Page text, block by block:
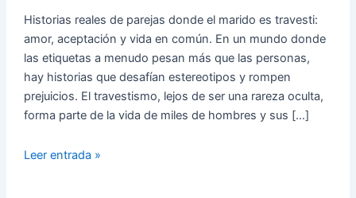
Historias reales de parejas donde el marido es travesti:
amor, aceptación y vida en común. En un mundo donde
las etiquetas a menudo pesan más que las personas,
hay historias que desafían estereotipos y rompen
prejuicios. El travestismo, lejos de ser una rareza oculta,
forma parte de la vida de miles de hombres y sus […]
Mi
Leer entrada »